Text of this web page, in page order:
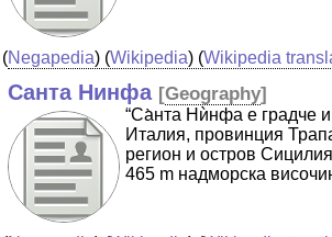
(Negapedia) (Wikipedia) (Wikipedia
Санта Нинфа [Geography]
“Са̀нта Нѝнфа е градче
Италия, провинция
регион и остров
465 m надморска